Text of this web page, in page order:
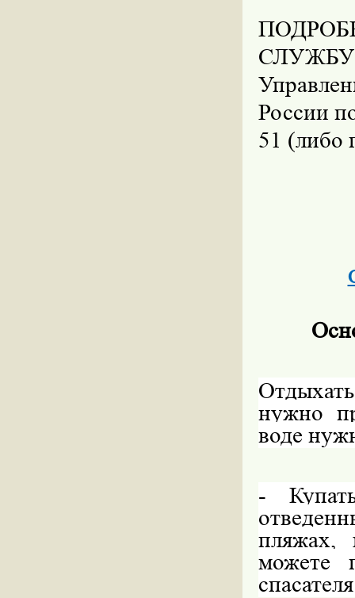
России
51 (либо
нужно
воде
-
пляжах,
можете